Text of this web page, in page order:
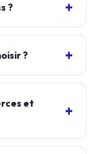
?
?
et